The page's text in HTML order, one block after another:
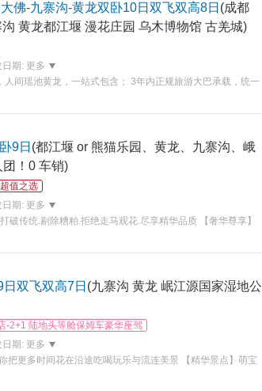
佛-九寨沟-黄龙双卧10日双飞双高8日 (成都
黄龙都江堰 漫花庄园 乌木博物馆 古羌城)
日期: 更多
间瑶池黄龙，一站式包含； 3年内正规旅游大巴承载，统一
9日 (都江堰 or 熊猫乐园、黄龙、九寨沟、峨
！0 车销)
超值之选
日期: 更多
破传统.剔除糟粕.拒绝走马观花.尽享精华品质 【奢华尊享】
双飞双高7日 (九寨沟 黄龙 岷江源国家湿地公
-2+1 陆地头等舱保姆车豪华座驾
日期: 更多
把更多时间花在沿途吃喝玩乐与流连美景 【精华景点】萌宝